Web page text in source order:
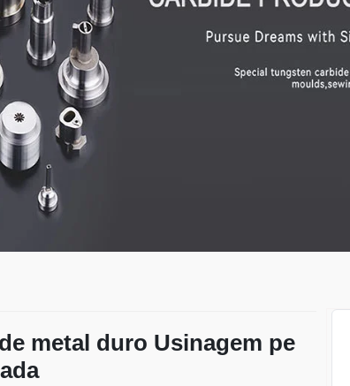
metal duro Usinagem pe